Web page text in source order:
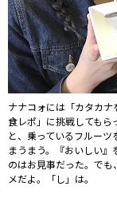
ナナコォには「カタカ
食レポ」に挑戦しても
と、乗っているフルーツ
まうまう。『おいしい
のはお見事だった。で
メだよ。「し」は。